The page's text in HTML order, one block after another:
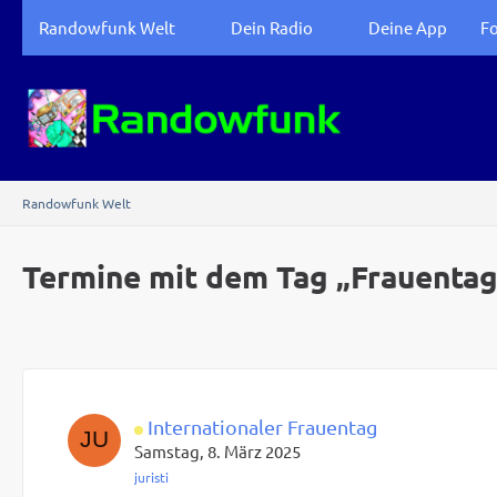
Randowfunk Welt Dein Radio Deine App
Randowfunk Welt
Termine mit dem Tag
Internationaler Frauentag
Samstag, 8. März 2025
juristi